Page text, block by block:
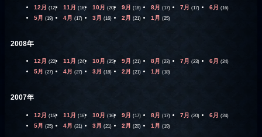
12月 (12) 11月 (16) 10月 (20) 9月 (18) 8月 (17) 7月 (17) 6月 (16)
5月 (19) 4月 (17) 3月 (16) 2月 (21) 1月 (25)
2008年
12月 (22) 11月 (24) 10月 (25) 9月 (21) 8月 (23) 7月 (23) 6月 (24)
5月 (27) 4月 (27) 3月 (18) 2月 (21) 1月 (18)
2007年
12月 (15) 11月 (16) 10月 (16) 9月 (17) 8月 (17) 7月 (20) 6月 (24)
5月 (25) 4月 (21) 3月 (21) 2月 (20) 1月 (19)